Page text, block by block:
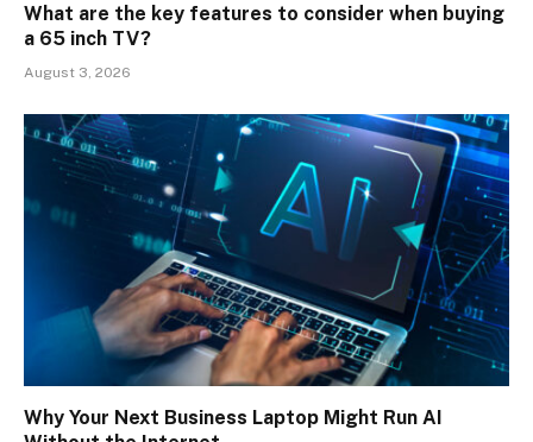
What are the key features to consider when buying
a 65 inch TV?
August 3, 2026
Why Your Next Business Laptop Might Run AI